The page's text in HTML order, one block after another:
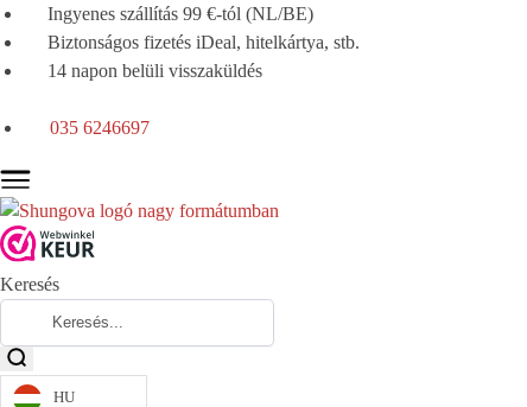
Ingyenes szállítás 99 €-tól (NL/BE)
Biztonságos fizetés iDeal, hitelkártya, stb.
14 napon belüli visszaküldés
035 6246697
Keresés
HU